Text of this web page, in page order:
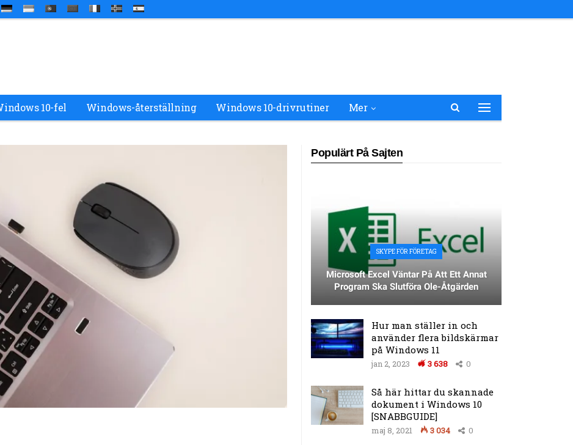
10-fel Windows-återställning Windows 10-drivrutiner Mer
Populärt På Sajten
SKYPE FÖR FÖRETAG
Microsoft Excel Väntar På Att Ett Annat
Program Ska Slutföra Ole-Åtgärden
Hur man ställer in och
använder flera bildskärmar
på Windows 11
jan 2, 2023 3 638 0
Så här hittar du skannade
dokument i Windows 10
[SNABBGUIDE]
maj 8, 2021 3 034 0